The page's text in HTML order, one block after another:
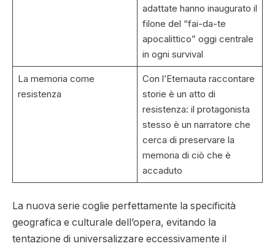
adattate hanno inaugurato il
filone del “fai-da-te
apocalittico” oggi centrale
in ogni survival
La memoria come
resistenza
Con l’Eternauta raccontare
storie è un atto di
resistenza: il protagonista
stesso è un narratore che
cerca di preservare la
memoria di ciò che è
accaduto
La nuova serie coglie perfettamente la specificità
geografica e culturale dell’opera, evitando la
tentazione di universalizzare eccessivamente il